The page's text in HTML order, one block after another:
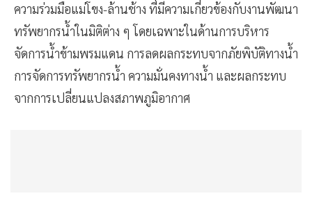
ความร่วมมือแม่โขง-ล้านช้าง ที่มีความเกี่ยวข้องกับงานพัฒนา
ทรัพยากรน้ำในมิติต่าง ๆ โดยเฉพาะในด้านการบริหาร
จัดการน้ำข้ามพรมแดน การลดผลกระทบจากภัยพิบัติทางน้ำ
การจัดการทรัพยากรน้ำ ความมั่นคงทางน้ำ และผลกระทบ
จากการเปลี่ยนแปลงสภาพภูมิอากาศ